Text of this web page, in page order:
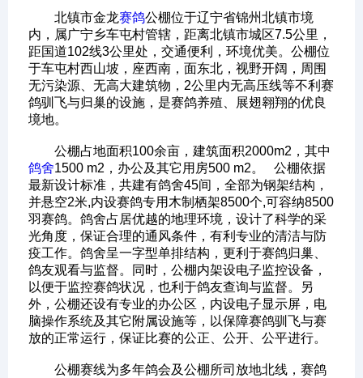
北镇市金龙赛鸽公棚位于辽宁省锦州北镇市境
内，属广宁乡车屯村管辖，距离北镇市城区7.5公里，
距国道102线3公里处，交通便利，环境优美。公棚位
于车屯村西山坡，座西南，面东北，视野开阔，周围
无污染源、无高大建筑物，2公里内无高压线等不利赛
鸽驯飞与归巢的设施，是赛鸽养殖、展翅翱翔的优良
境地。
公棚占地面积100余亩，建筑面积2000m2，其中
鸽舍1500 m2，办公及其它用房500 m2。 公棚依据
最新设计标准，共建有鸽舍45间，全部为钢架结构，
并悬空2米,内设赛鸽专用木制栖架8500个,可容纳8500
羽赛鸽。鸽舍占居优越的地理环境，设计了科学的采
光角度，保证合理的通风条件，有利专业的清洁与防
疫工作。鸽舍呈一字型单排结构，更利于赛鸽归巢、
鸽友观看与监督。同时，公棚内架设电子监控设备，
以便于监控赛鸽状况，也利于鸽友查询与监督。另
外，公棚还设有专业的办公区，内设电子显示屏，电
脑操作系统及其它附属设施等，以保障赛鸽驯飞与赛
放的正常运行，保证比赛的公正、公开、公平进行。
公棚赛线为多年鸽会及公棚所司放地北线，赛鸽